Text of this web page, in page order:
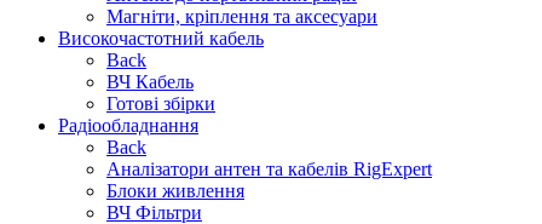
Магніти, кріплення та аксесуари
Високочастотний кабель
Back
ВЧ Кабель
Готові збірки
Радіообладнання
Back
Аналізатори антен та кабелів RigExpert
Блоки живлення
ВЧ Фільтри